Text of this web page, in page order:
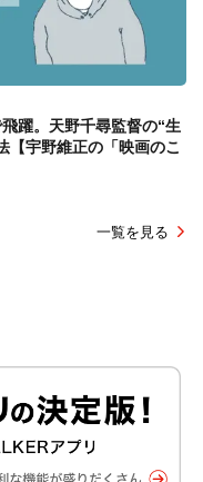
躍。天野千尋監督の“生
【宇野維正の「映画のこ
一覧を見る